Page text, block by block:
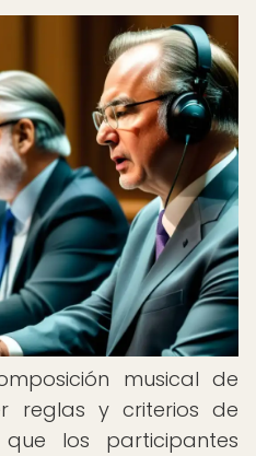
musical de
reglas y criterios de
los participantes